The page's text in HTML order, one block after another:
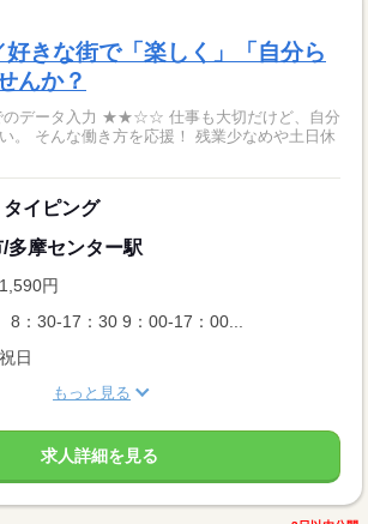
きな街で「楽しく」「自分ら
んか？
★★☆☆ 仕事も大切だけど、自分
働き方を応援！ 残業少なめや土日休
イピング
多摩センター駅
円
8：30-17：30 9：00-17：00...
日
もっと見る
求人詳細を見る